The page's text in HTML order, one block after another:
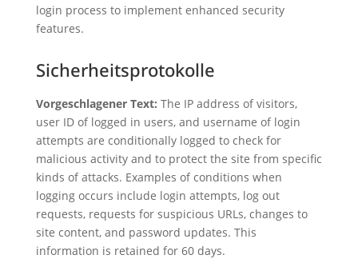
login process to implement enhanced security
features.
Sicherheitsprotokolle
Vorgeschlagener Text: The IP address of visitors,
user ID of logged in users, and username of login
attempts are conditionally logged to check for
malicious activity and to protect the site from specific
kinds of attacks. Examples of conditions when
logging occurs include login attempts, log out
requests, requests for suspicious URLs, changes to
site content, and password updates. This
information is retained for 60 days.